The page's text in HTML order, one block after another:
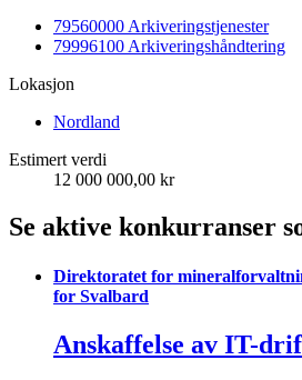
79560000 Arkiveringstjenester
79996100 Arkiveringshåndtering
Lokasjon
Nordland
Estimert verdi
12 000 000,00 kr
Se aktive konkurranser
Direktoratet for
for Svalbard
Anskaffelse av IT-